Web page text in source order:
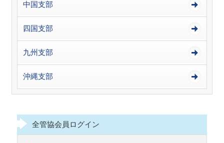
中国支部
四国支部
九州支部
沖縄支部
全管協会員ログイン